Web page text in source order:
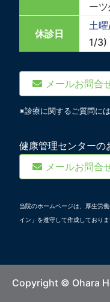
ー
休診日
土曜
1/3)
メールお問合
※診療に関するご質問に
健康管理センターの
メールお問合
当院のホームページは、厚生労
イン」を遵守して作成しておりま
Copyright © Ohara